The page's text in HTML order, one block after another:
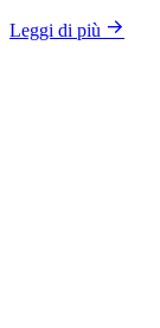
Leggi di più